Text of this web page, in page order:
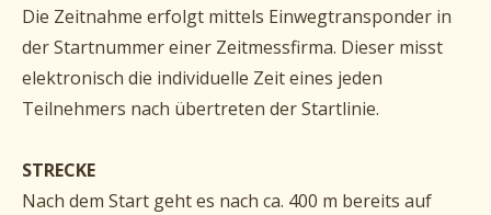
Die Zeitnahme erfolgt mittels Einwegtransponder in
der Startnummer einer Zeitmessfirma. Dieser misst
elektronisch die individuelle Zeit eines jeden
Teilnehmers nach übertreten der Startlinie.
STRECKE
Nach dem Start geht es nach ca. 400 m bereits auf